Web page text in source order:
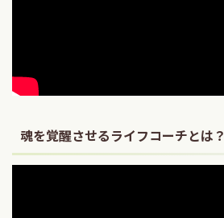
魂を覚醒させるライフコーチとは？